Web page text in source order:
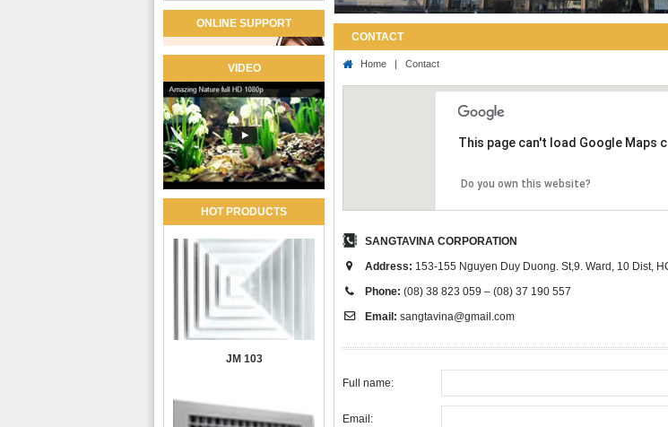
ONLINE SUPPORT
VIDEO
HOT PRODUCTS
JM 103
CONTACT
Home | Contact
This page can't load Google Maps
Do you own this website?
SANGTAVINA CORPORATION
Address: 153-155 Nguyen Duy Duong. St,9. Ward, 10 Dist,
Phone: (08) 38 823 059 – (08) 37 190 557
Email: sangtavina@gmail.com
Full name:
Email: